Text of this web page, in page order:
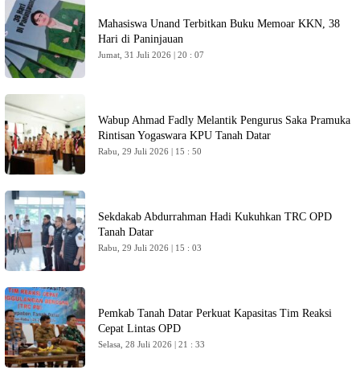
Mahasiswa Unand Terbitkan Buku Memoar KKN, 38
Hari di Paninjauan
Jumat, 31 Juli 2026 | 20 : 07
Wabup Ahmad Fadly Melantik Pengurus Saka Pramuka
Rintisan Yogaswara KPU Tanah Datar
Rabu, 29 Juli 2026 | 15 : 50
Sekdakab Abdurrahman Hadi Kukuhkan TRC OPD
Tanah Datar
Rabu, 29 Juli 2026 | 15 : 03
Pemkab Tanah Datar Perkuat Kapasitas Tim Reaksi
Cepat Lintas OPD
Selasa, 28 Juli 2026 | 21 : 33